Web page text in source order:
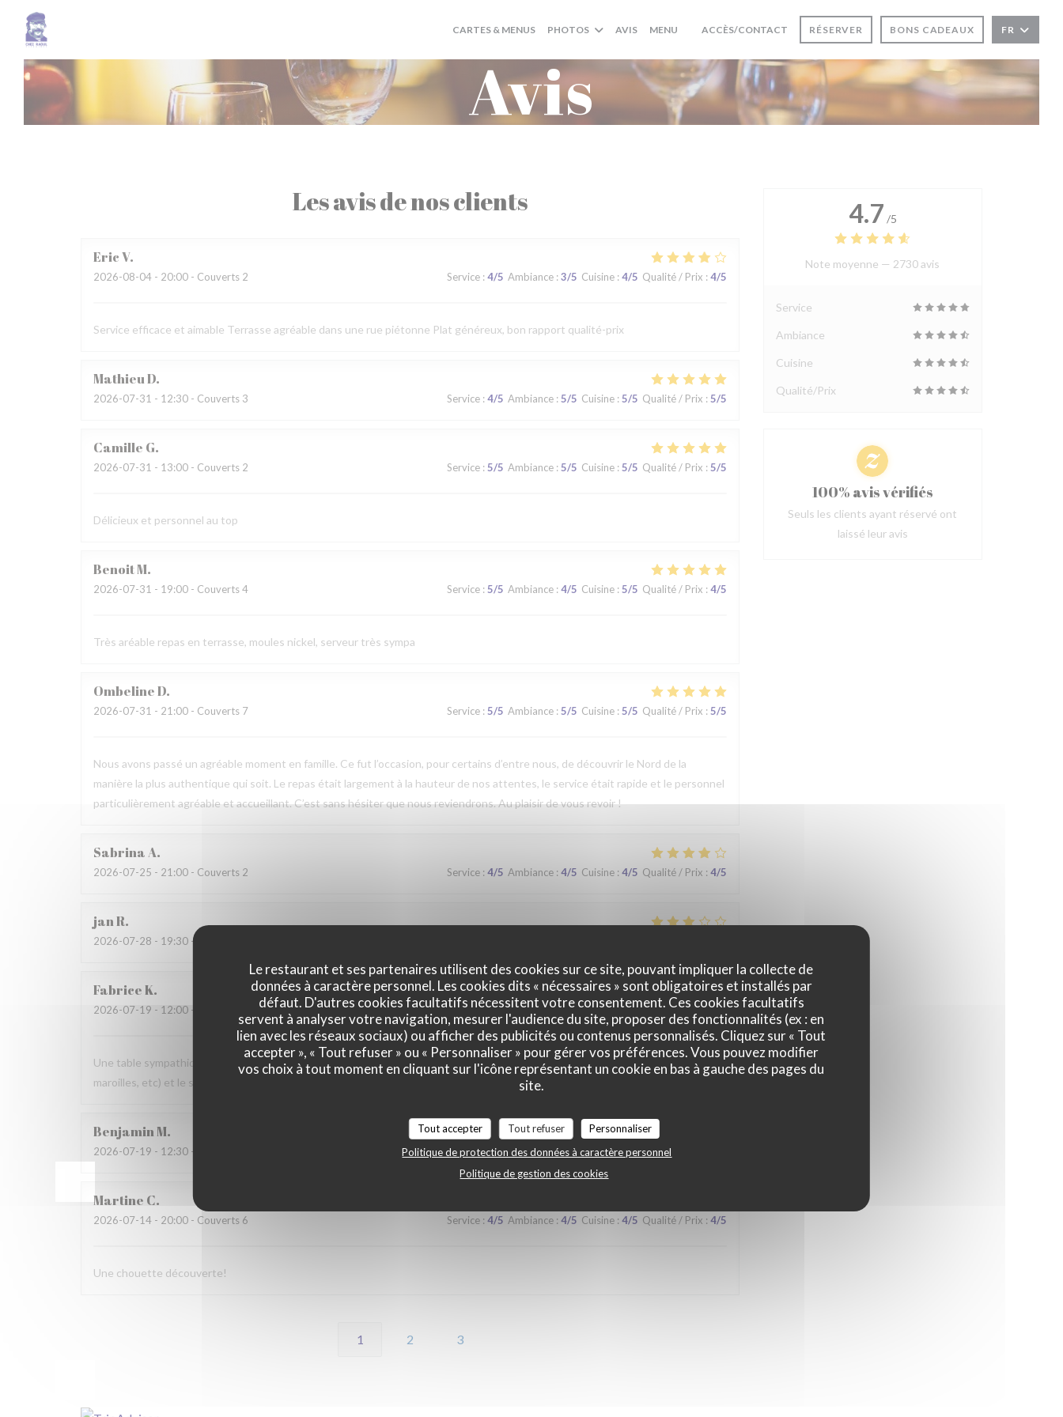
Personnalisation de vos choix en matière de cookies
Le restaurant et ses partenaires utilisent des cookies sur ce site, pouvant impliquer la collecte de
données à caractère personnel. Les cookies dits « nécessaires » sont obligatoires et installés par
défaut. D'autres cookies facultatifs nécessitent votre consentement. Ces cookies facultatifs
servent à analyser votre navigation, mesurer l'audience du site, proposer des fonctionnalités (ex : en
lien avec les réseaux sociaux) ou afficher des publicités ou contenus personnalisés. Cliquez sur « Tout
accepter », « Tout refuser » ou « Personnaliser » pour gérer vos préférences. Vous pouvez modifier
vos choix à tout moment en cliquant sur l'icône représentant un cookie en bas à gauche des pages du
site.
Tout accepter Tout refuser
Personnaliser
Politique de protection des données à caractère personnel
Politique de gestion des cookies
CARTES & MENUS PHOTOS AVIS MENU((OUVRE UNE NOUVELLE FENÊTRE))
((OUVRE UNE NOUVELLE FENÊTRE))
ACCÈS/CONTACT RÉSERVER BONS CADEAUX FR
Avis
Les avis de nos clients
EricV
2026-08-04 - 20:00 - Couverts 2 Service: 4/5 Ambiance: 3/5 Cuisine: 4/5 Qualité / Prix : 4/5
Service efficace et aimable Terrasse agréable dans une rue piétonne Plat généreux, bon rapport qualité-prix
MathieuD
2026-07-31 - 12:30 - Couverts 3 Service: 4/5 Ambiance: 5/5 Cuisine: 5/5 Qualité / Prix : 5/5
Camille G
2026-07-31 - 13:00 - Couverts 2 Service: 5/5 Ambiance: 5/5 Cuisine: 5/5 Qualité / Prix : 5/5
Délicieux et personnel au top
BenoitM
2026-07-31 - 19:00 - Couverts 4 Service: 5/5 Ambiance: 4/5 Cuisine: 5/5 Qualité / Prix : 4/5
Très aréable repas en terrasse, moules nickel, serveur très sympa
OmbelineD
2026-07-31 - 21:00 - Couverts 7 Service: 5/5 Ambiance: 5/5 Cuisine: 5/5 Qualité / Prix : 5/5
Nous avons passé un agréable moment en famille. Ce fut l’occasion, pour certains d’entre nous, de découvrir le Nord de la
manière la plus authentique qui soit. Le repas était largement à la hauteur de nos attentes, le service était rapide et le personnel
particulièrement agréable et accueillant. C’est sans hésiter que nous reviendrons. Au plaisir de vous revoir !
SabrinaA
2026-07-25 - 21:00 - Couverts 2 Service: 4/5 Ambiance: 4/5 Cuisine: 4/5 Qualité / Prix : 4/5
janR
2026-07-28 - 19:30 - Couverts 2
FabriceK
2026-07-19 - 12:00 - Couverts 3 Service:5/5 Ambiance: 5 /5 Cuisine: 4/5 Qualité / Prix: 5/5
Une table sympathique avec son atmosphère authentique. Nous avons apprécié notre déjeuner (moule, carbonade, flamiche au
maroilles, etc) et le service. Pourquoi pas y retourner lors d'un prochaine passage à Lilles.
Benjamin M
2026-07-19 - 12:30 - Couverts 2 Service:5/5 Ambiance:5/5 Cuisine:5/5 Qualité / Prix
Martine C
2026-07-14 - 20:00 - Couverts 6 Service: 4/5 Ambiance: 4/5 Cuisine: 4/5 Qualité / Prix : 4/5
Une chouette découverte!
1 2 3
4.7 /5
Note moyenne — 2730 avis
Service
Ambiance
Cuisine
Qualité/Prix
100% avis vérifiés
Seuls les clients ayant réservé ont
laissé leur avis